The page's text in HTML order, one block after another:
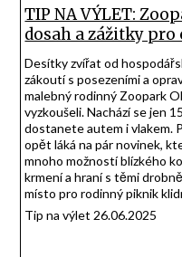
TIP NA VÝLET:
dosah a zážitky
Desítky zvířat od
zákoutí s posezeními a
malebný rodinný Zoopark
vyzkoušeli. Nachází se jen
dostanete autem i vlakem.
opět láká na pár novinek,
mnoho možností blízkého
krmení a hraní s těmi
místo pro rodinný piknik
Tip na výlet 26.06.2025